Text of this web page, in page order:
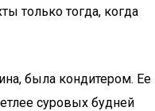
только тогда, когда
была кондитером. Ее
суровых будней